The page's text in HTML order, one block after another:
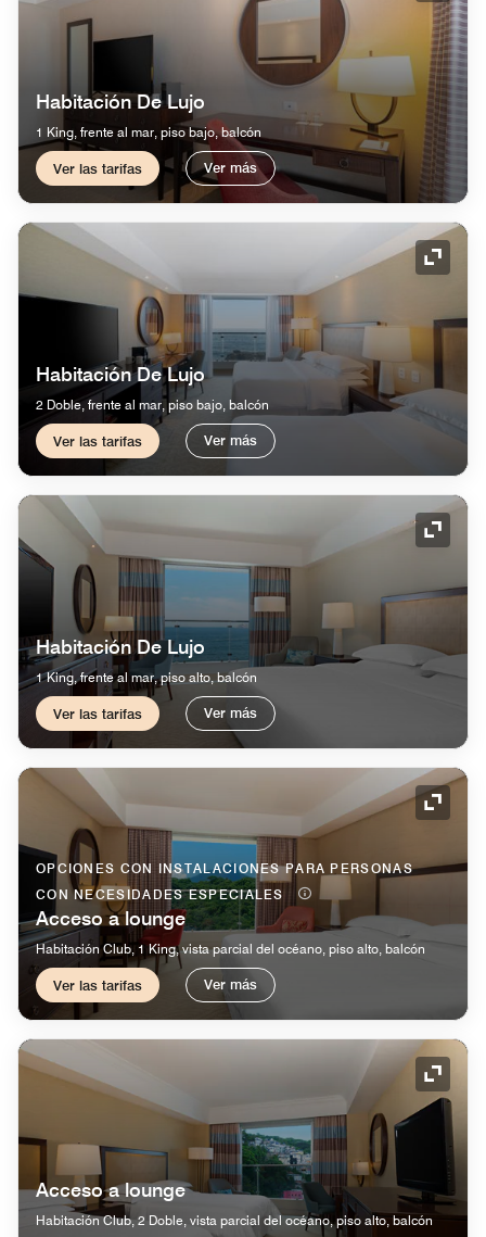
Habitación De Lujo
1 King, frente al mar, piso bajo, balcón
Ver las tarifas Ver más
Icono
Habitación De Lujo
2 Doble, frente al mar, piso bajo, balcón
Ver las tarifas Ver más
Icono
Habitación De Lujo
1 King, frente al mar, piso alto, balcón
Ver las tarifas Ver más
Icono
OPCIONES CON INSTALACIONES PARA PERSONAS
CON NECESIDADES ESPECIALES
Acceso a lounge
Habitación Club, 1 King, vista parcial del océano, piso alto, balcón
Ver las tarifas Ver más
Icono
Acceso a lounge
Habitación Club, 2 Doble, vista parcial del océano, piso alto, balcón